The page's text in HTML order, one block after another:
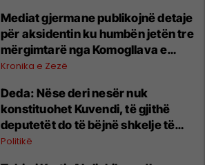
Mediat gjermane publikojnë detaje
për aksidentin ku humbën jetën tre
mërgimtarë nga Komogllava e
Ferizajt
Kronika e Zezë
Deda: Nëse deri nesër nuk
konstituohet Kuvendi, të gjithë
deputetët do të bëjnë shkelje të
rëndë kushtetuese
Politikë